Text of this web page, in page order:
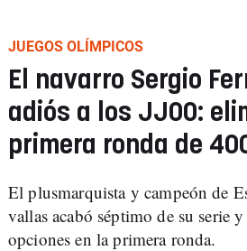
JUEGOS OLÍMPICOS
El navarro Sergio
adiós a los JJOO:
primera ronda de
El plusmarquista y campeón de
vallas acabó séptimo de su serie
opciones en la primera ronda.